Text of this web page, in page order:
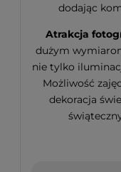
dodając
Atrakcja
dużym
nie tylko
Możliwość
dekoracja